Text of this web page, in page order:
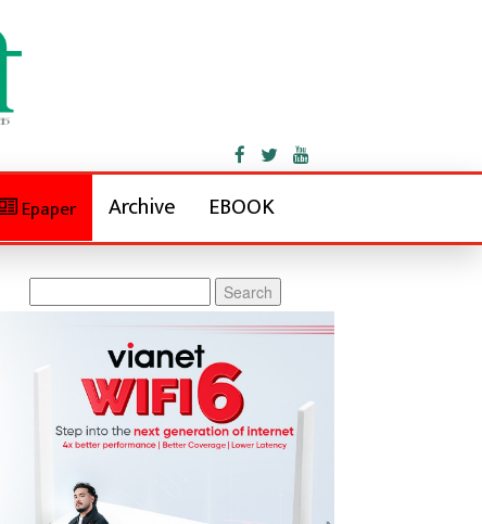
Epaper Archive EBOOK
for: